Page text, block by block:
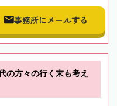
事務所にメールする
の方々の行く末も考え